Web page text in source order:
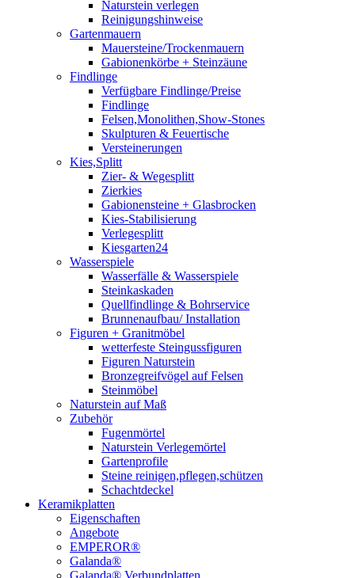
Naturstein verlegen
Reinigungshinweise
Gartenmauern
Mauersteine/Trockenmauern
Gabionenkörbe + Steinzäune
Findlinge
Verfügbare Findlinge/Preise
Findlinge
Felsen,Monolithen,Show-Stones
Skulpturen & Feuertische
Versteinerungen
Kies,Splitt
Zier- & Wegesplitt
Zierkies
Gabionensteine + Glasbrocken
Kies-Stabilisierung
Verlegesplitt
Kiesgarten24
Wasserspiele
Wasserfälle & Wasserspiele
Steinkaskaden
Quellfindlinge & Bohrservice
Brunnenaufbau/ Installation
Figuren + Granitmöbel
wetterfeste Steingussfiguren
Figuren Naturstein
Bronzegreifvögel auf Felsen
Steinmöbel
Naturstein auf Maß
Zubehör
Fugenmörtel
Naturstein Verlegemörtel
Gartenprofile
Steine reinigen,pflegen,schützen
Schachtdeckel
Keramikplatten
Eigenschaften
Angebote
EMPEROR®
Galanda®